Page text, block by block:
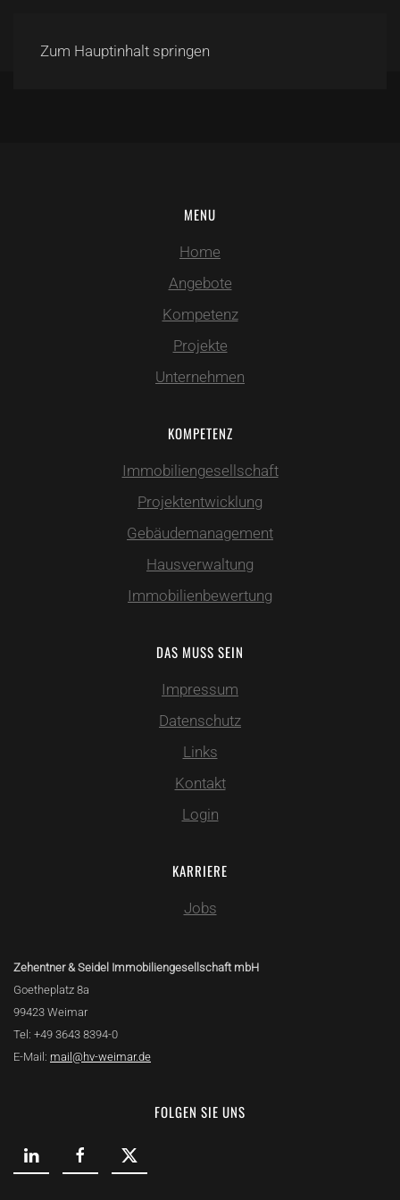
Zum Hauptinhalt springen
MENU
Home
Angebote
Kompetenz
Projekte
Unternehmen
KOMPETENZ
Immobiliengesellschaft
Projektentwicklung
Gebäudemanagement
Hausverwaltung
Immobilienbewertung
DAS MUSS SEIN
Impressum
Datenschutz
Links
Kontakt
Login
KARRIERE
Jobs
Zehentner & Seidel Immobiliengesellschaft mbH
Goetheplatz 8a
99423 Weimar
Tel: +49 3643 8394-0
E-Mail: mail@hv-weimar.de
FOLGEN SIE UNS